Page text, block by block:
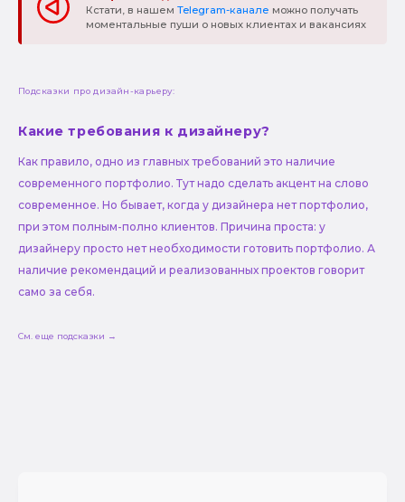
Кстати, в нашем Telegram-канале можно получать
моментальные пуши о новых клиентах и вакансиях
Подсказки про дизайн-карьеру:
Какие требования к дизайнеру?
Как правило, одно из главных требований это наличие
современного портфолио. Тут надо сделать акцент на слово
современное. Но бывает, когда у дизайнера нет портфолио,
при этом полным-полно клиентов. Причина проста: у
дизайнеру просто нет необходимости готовить портфолио. А
наличие рекомендаций и реализованных проектов говорит
само за себя.
См. еще подсказки →